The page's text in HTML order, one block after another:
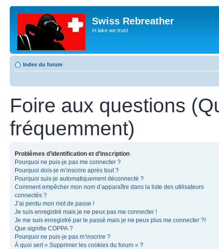
Swiss Rebreather
In lake we trust
Index du forum
Foire aux questions
fréquemment)
Problèmes d’identification et d’inscription
Pourquoi ne puis-je pas me connecter ?
Pourquoi dois-je m’inscrire après tout ?
Pourquoi suis-je automatiquement déconnecté ?
Comment empêcher mon nom d’apparaître dans la liste des utilisateurs
connectés ?
J’ai perdu mon mot de passe !
Je suis enregistré mais je ne peux pas me connecter !
Je me suis enregistré par le passé mais je ne peux plus me connecter ?!
Que signifie COPPA ?
Pourquoi ne puis-je pas m’inscrire ?
À quoi sert « Supprimer les cookies du forum » ?